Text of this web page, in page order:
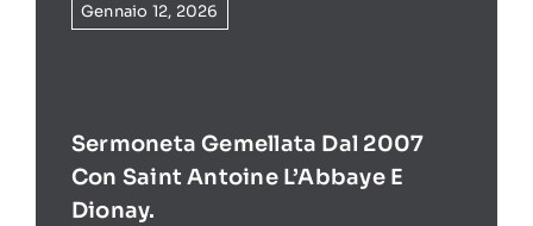
Gennaio 12, 2026
Sermoneta Gemellata Dal 2007
Con Saint Antoine L’Abbaye E
Dionay.